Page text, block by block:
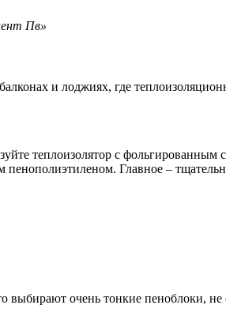
Пв»
и лоджиях, где
теплоизолятор с фольгированным
пенополиэтиленом. Главное –
выбирают очень тонкие пеноблоки, не